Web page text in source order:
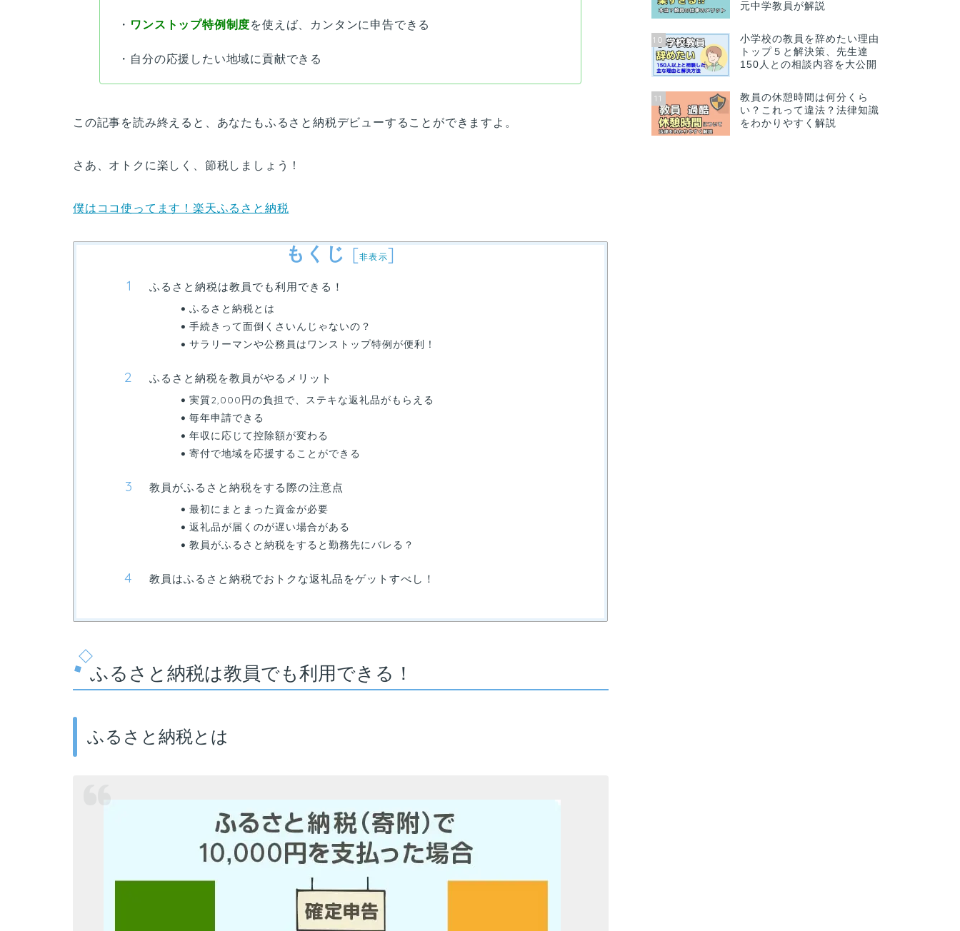
・ ワンストップ特例制度を使えば、カンタンに申告できる
・自分の応援したい地域に貢献できる
この記事を読み終えると、あなたもふるさと納税デビューすることができますよ。
さあ、オトクに楽しく、節税しましょう！
僕はココ使ってます！楽天ふるさと納税
もくじ [非表示]
ふるさと納税は教員でも利用できる！
ふるさと納税とは
手続きって面倒くさいんじゃないの？
サラリーマンや公務員はワンストップ特例が便利！
ふるさと納税を教員がやるメリット
実質2,000円の負担で、ステキな返礼品がもらえる
毎年申請できる
年収に応じて控除額が変わる
寄付で地域を応援することができる
教員がふるさと納税をする際の注意点
最初にまとまった資金が必要
返礼品が届くのが遅い場合がある
教員がふるさと納税をすると勤務先にバレる？
教員はふるさと納税でおトクな返礼品をゲットすべし！
ふるさと納税は教員でも利用できる！
ふるさと納税とは
元中学教員が解説
10
小学校の教員を辞めたい理由
トップ５と解決策、先生達
150人との相談内容を大公開
11
教員の休憩時間は何分くら
い？これって違法？法律知識
をわかりやすく解説